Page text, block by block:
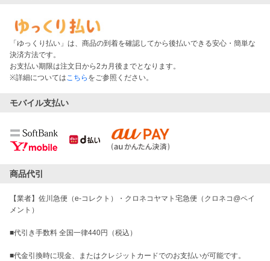
「ゆっくり払い」は、商品の到着を確認してから後払いできる安心・簡単な
決済方法です。
お支払い期限は注文日から2カ月後までとなります。
※詳細についてはこちら をご参照ください。
モバイル支払い
商品代引
【業者】佐川急便（e-コレクト）・クロネコヤマト宅急便（クロネコ@ペイ
メント）
■代引き手数料 全国一律440円（税込）
■代金引換時に現金、またはクレジットカードでのお支払いが可能です。